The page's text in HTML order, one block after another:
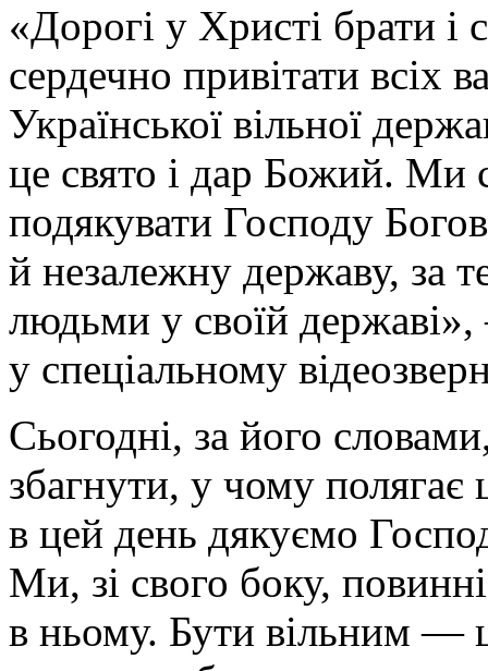
«Дорогі у Христі брати і
сердечно привітати всіх
Української вільної
це свято і дар Божий. Ми
подякувати Господу
й незалежну державу, за
людьми у своїй
у спеціальному
Сьогодні, за його
збагнути, у чому полягає
в цей день дякуємо
Ми, зі свого боку,
в ньому. Бути вільним —